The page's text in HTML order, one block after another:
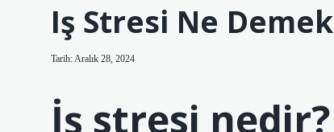
Iş Stresi Ne Demek
Tarih: Aralık 28, 2024
İş stresi nedir?